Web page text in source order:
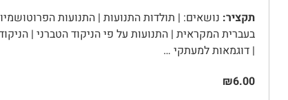
תקציר: נושאים: | תולדות התנועות | התנועות
בעברית המקראית | התנועות על פי הניקוד הטברני |
| דוגמאות למעתקי …
₪6.00